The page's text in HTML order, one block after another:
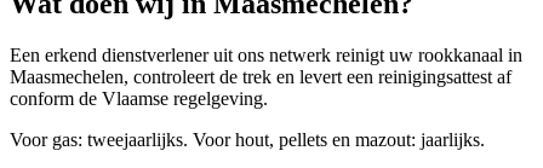
Een erkend dienstverlener uit ons netwerk reinigt uw rookkanaal in
Maasmechelen, controleert de trek en levert een reinigingsattest af
conform de Vlaamse regelgeving.
Voor gas: tweejaarlijks. Voor hout, pellets en mazout: jaarlijks.